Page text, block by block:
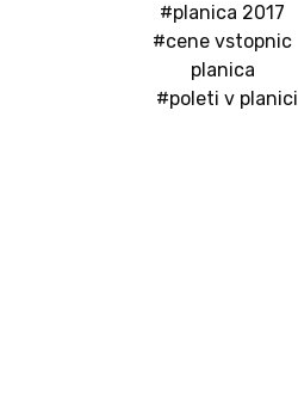
#planica 2017
#cene vstopnic
planica
#poleti v planici